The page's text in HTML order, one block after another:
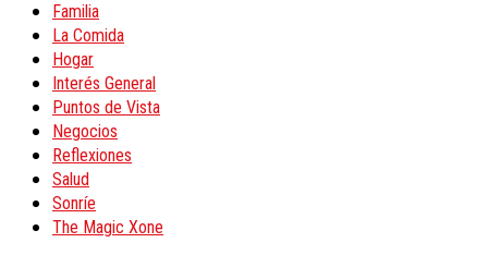
Familia
La Comida
Hogar
Interés General
Puntos de Vista
Negocios
Reflexiones
Salud
Sonríe
The Magic Xone